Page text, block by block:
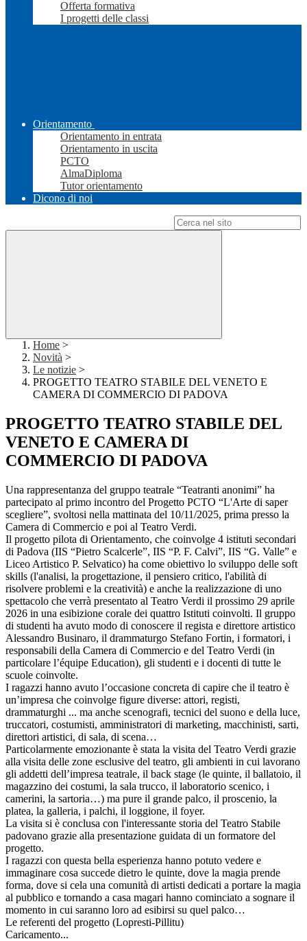
Offerta formativa
I progetti delle classi
Orientamento
Orientamento in entrata
Orientamento in uscita
PCTO
AlmaDiploma
Tutor orientamento
Dicono di noi
Home >
Novità >
Le notizie >
PROGETTO TEATRO STABILE DEL VENETO E
CAMERA DI COMMERCIO DI PADOVA
PROGETTO TEATRO STABILE DEL
VENETO E CAMERA DI
COMMERCIO DI PADOVA
Una rappresentanza del gruppo teatrale “Teatranti anonimi” ha
partecipato al primo incontro del Progetto PCTO “L'Arte di saper
scegliere”, svoltosi nella mattinata del 10/11/2025, prima presso la
Camera di Commercio e poi al Teatro Verdi.
Il progetto pilota di Orientamento, che coinvolge 4 istituti secondari
di Padova (IIS “Pietro Scalcerle”, IIS “P. F. Calvi”, IIS “G. Valle” e
Liceo Artistico P. Selvatico) ha come obiettivo lo sviluppo delle soft
skills (l'analisi, la progettazione, il pensiero critico, l'abilità di
risolvere problemi e la creatività) e anche la realizzazione di uno
spettacolo che verrà presentato al Teatro Verdi il prossimo 29 aprile
2026 in una esibizione corale dei quattro Istituti coinvolti. Il gruppo
di studenti ha avuto modo di conoscere il regista e direttore artistico
Alessandro Businaro, il drammaturgo Stefano Fortin, i formatori, i
responsabili della Camera di Commercio e del Teatro Verdi (in
particolare l’équipe Education), gli studenti e i docenti di tutte le
scuole coinvolte.
I ragazzi hanno avuto l’occasione concreta di capire che il teatro è
un’impresa che coinvolge figure diverse: attori, registi,
drammaturghi ... ma anche scenografi, tecnici del suono e della luce,
truccatori, costumisti, amministratori di marketing, macchinisti, sarti,
direttori artistici, di sala, di scena…
Particolarmente emozionante è stata la visita del Teatro Verdi grazie
alla visita delle zone esclusive del teatro, gli ambienti in cui lavorano
gli addetti dell’impresa teatrale, il back stage (le quinte, il ballatoio, il
magazzino dei costumi, la sala trucco, il laboratorio scenico, i
camerini, la sartoria…) ma pure il grande palco, il proscenio, la
platea, la galleria, i palchi, il loggione, il foyer.
La visita si è conclusa con l'interessante storia del Teatro Stabile
padovano grazie alla presentazione guidata di un formatore del
progetto.
I ragazzi con questa bella esperienza hanno potuto vedere e
immaginare cosa succede dietro le quinte, dove la magia prende
forma, dove si cela una comunità di artisti dedicati a portare la magia
al pubblico e tornando a casa magari hanno cominciato a sognare il
momento in cui saranno loro ad esibirsi su quel palco…
Le referenti del progetto (Lopresti-Pillitu)
Caricamento...